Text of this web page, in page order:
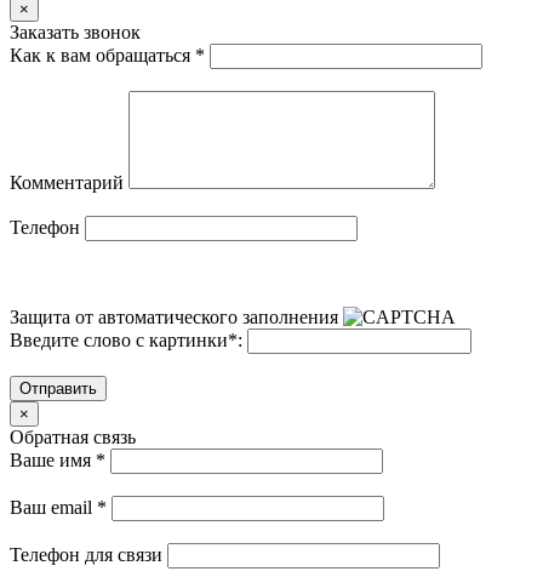
×
Заказать звонок
Как к вам обращаться *
Комментарий
Телефон
Защита от автоматического заполнения
Введите слово с картинки*:
Отправить
×
Обратная связь
Ваше имя *
Ваш email *
Телефон для связи